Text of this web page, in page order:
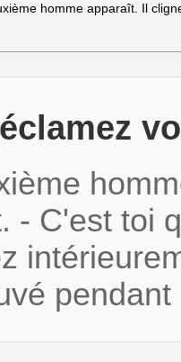
homme apparaît. Il
- C'est toi